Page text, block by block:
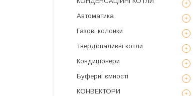
Автоматика
Газові колонки
Твердопаливні котли
Кондиціонери
Буферні ємності
КОНВЕКТОРИ